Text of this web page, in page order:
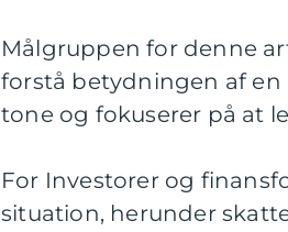
Målgruppen for denne
forstå betydningen af
tone og fokuserer på at
For Investorer og
situation, herunder